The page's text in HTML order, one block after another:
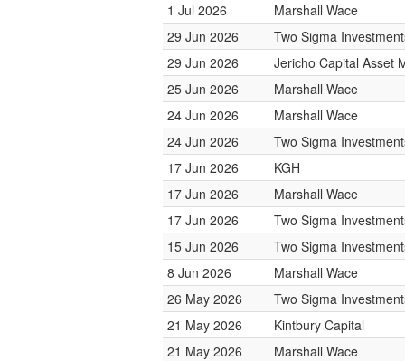
1 Jul 2026
Marshall Wace
29 Jun 2026
Two Sigma
29 Jun 2026
Jericho Capital Asset
25 Jun 2026
Marshall Wace
24 Jun 2026
Marshall Wace
24 Jun 2026
Two Sigma
17 Jun 2026
KGH
17 Jun 2026
Marshall Wace
17 Jun 2026
Two Sigma
15 Jun 2026
Two Sigma
8 Jun 2026
Marshall Wace
26 May 2026
Two Sigma
21 May 2026
Kintbury Capital
21 May 2026
Marshall Wace